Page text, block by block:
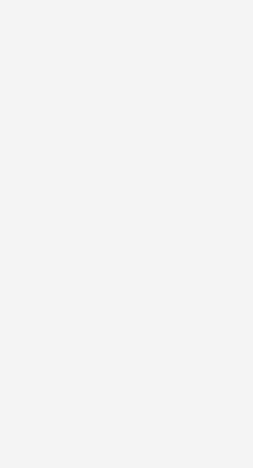
zu verhindern sind.
überlassen. Normen
grundsätzlich die Einhaltung
Vorgaben enthalten.
eigenen Risikobewertung,
Dies ist immer dann
neuesten Stand der
gibt es zwei Normen, die für
„Kälteanlagen und
und umweltrelevante
für Klimaanlagen und
Normen behandeln
Nur EN 378
Allerdings weist